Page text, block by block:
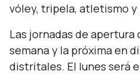
vóley, tripela, atletismo y
Las jornadas de
semana y la próxima en
distritales. El lunes será